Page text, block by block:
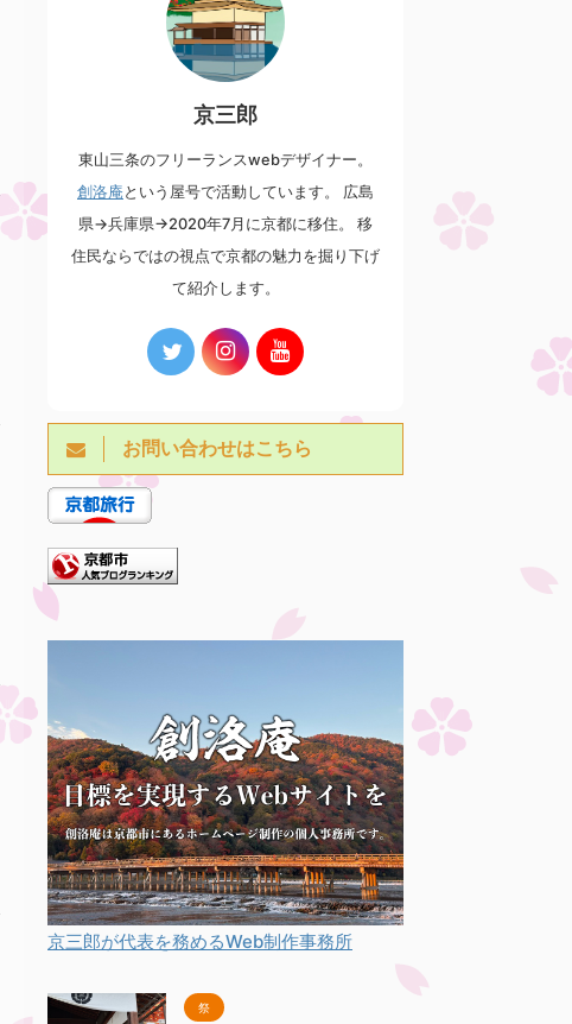
京三郎
東山三条のフリーランスwebデザイナー。
創洛庵 という屋号で活動しています。 広島
県→兵庫県→2020年7月に京都に移住。 移
住民ならではの視点で京都の魅力を掘り下げ
て紹介します。
お問い合わせはこちら
京三郎が代表を務めるWeb制作事務所
祭